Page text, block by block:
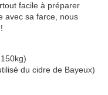
facile à préparer
avec sa farce, nous
du cidre de Bayeux)